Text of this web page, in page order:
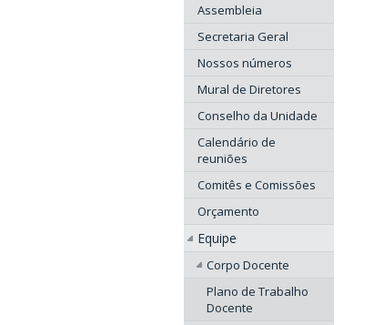
Assembleia
Secretaria Geral
Nossos números
Mural de Diretores
Conselho da Unidade
Calendário de
reuniões
Comitês e Comissões
Orçamento
Equipe
Corpo Docente
Plano de Trabalho
Docente